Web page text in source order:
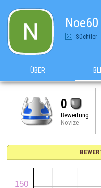
Noe60
Süchtler
ÜBER
0
Bewertung
Novize